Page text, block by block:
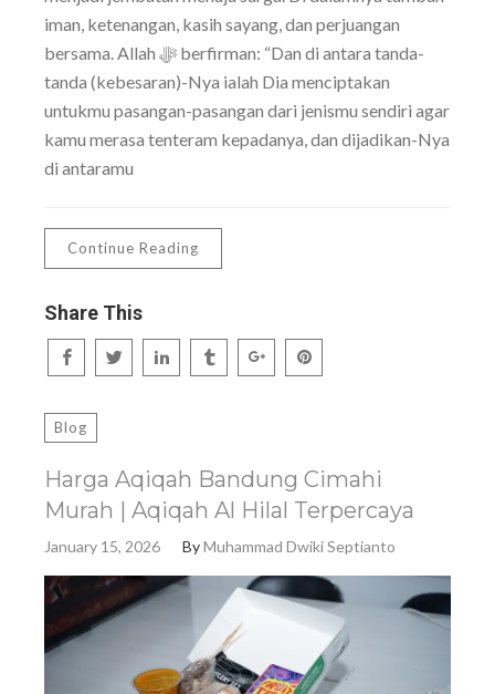
iman, ketenangan, kasih sayang, dan perjuangan
bersama. Allah ﷻ berfirman: “Dan di antara tanda-
tanda (kebesaran)-Nya ialah Dia menciptakan
untukmu pasangan-pasangan dari jenismu sendiri agar
kamu merasa tenteram kepadanya, dan dijadikan-Nya
di antaramu
Continue Reading
Share This
Blog
Harga Aqiqah Bandung Cimahi
Murah | Aqiqah Al Hilal Terpercaya
January 15, 2026 ByMuhammad Dwiki Septianto